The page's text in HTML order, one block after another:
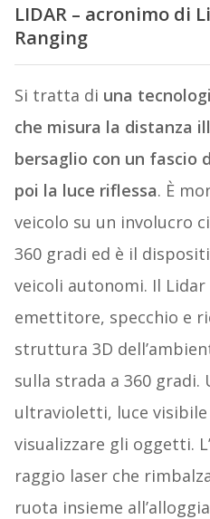
LIDAR – acronimo di
Ranging
Si tratta di una
che misura la distanza
bersaglio con un fascio
poi la luce riflessa. È
veicolo su un involucro
360 gradi ed è il
veicoli autonomi. Il
emettitore, specchio e
struttura 3D
sulla strada a 360 gradi.
ultravioletti, luce
visualizzare gli oggetti.
raggio laser che
ruota insieme